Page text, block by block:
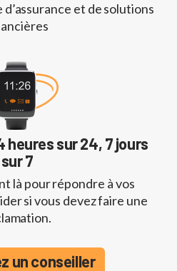
et de solutions
heures sur 24, 7 jours
sur 7
là pour répondre à vos
si vous devez faire une
un conseiller